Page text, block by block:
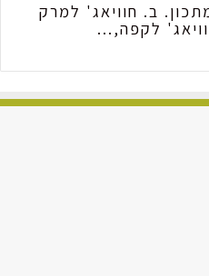
ב. חוויאג' למרק
לקפה,...